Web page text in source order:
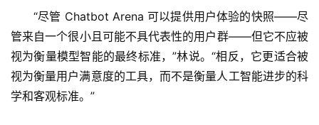
“尽管 Chatbot Arena 可以提供用户体验的快照——尽
管来自一个很小且可能不具代表性的用户群——但它不应被
视为衡量模型智能的最终标准，”林说。“相反，它更适合被
视为衡量用户满意度的工具，而不是衡量人工智能进步的科
学和客观标准。”